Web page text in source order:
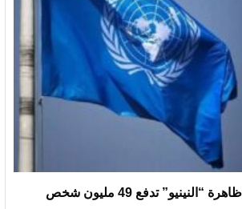
الأمم المتحدة تحذر: ظاهرة “النينيو” تدفع 49 مليون شخص